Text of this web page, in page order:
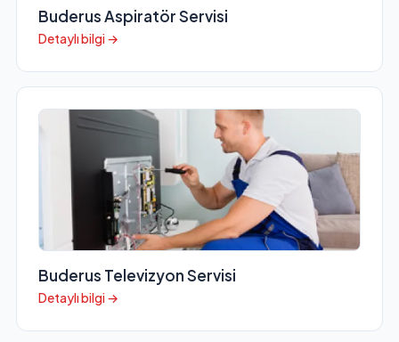
Buderus Aspiratör Servisi
Detaylı bilgi →
Buderus Televizyon Servisi
Detaylı bilgi →